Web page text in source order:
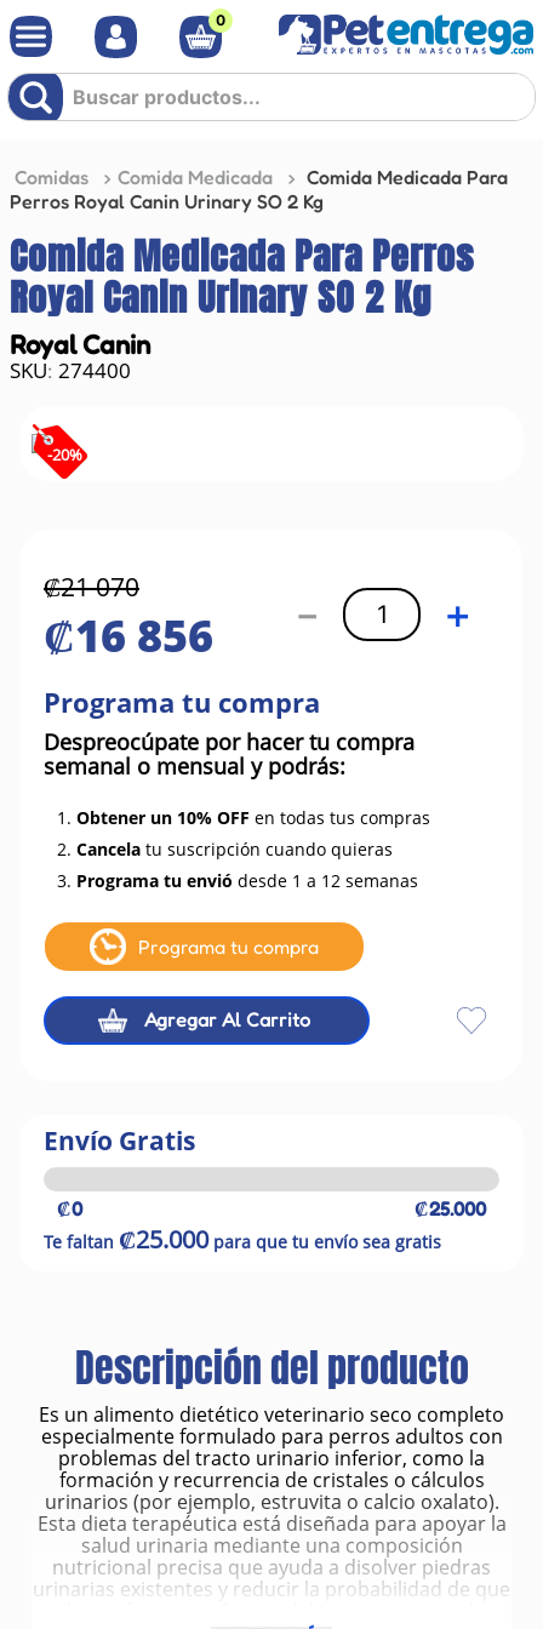
0
Buscar productos...
Comidas Comida Medicada
Comida Medicada Para
Perros Royal Canin Urinary SO 2 Kg
Comida Medicada Para Perros
Royal Canin Urinary SO 2 Kg
Royal Canin
: 274400
-20%
₡21070
₡16 856 ＋
－
Programa tu compra
Despreocúpate por hacer tu compra
semanal o mensual y podrás:
1. Obtener un 10% OFF en todas tus compras
2. Cancela tu suscripción cuando quieras
3. Programa tu envió desde 1 a 12 semanas
Programa tu compra
Agregar Al Carrito
Envío Gratis
₡0 ₡25.000
Te faltan ₡25.000para que tu envío sea gratis
Descripción del producto
Es un alimento dietético veterinario seco completo
especialmente formulado para perros adultos con
problemas del tracto urinario inferior, como la
formación y recurrencia de cristales o cálculos
urinarios (por ejemplo, estruvita o calcio oxalato).
Esta dieta terapéutica está diseñada para apoyar la
salud urinaria mediante una composición
nutricional precisa que ayuda a disolver piedras
urinarias existentes y reducir la probabilidad de que